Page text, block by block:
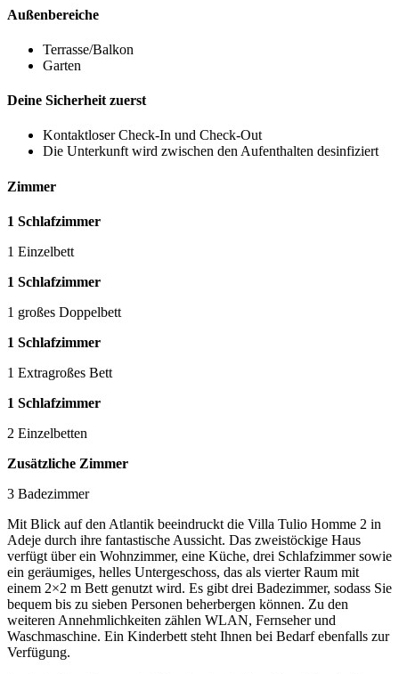
Außenbereiche
Terrasse/Balkon
Garten
Deine Sicherheit zuerst
Kontaktloser Check-In und Check-Out
Die Unterkunft wird zwischen den Aufenthalten desinfiziert
Zimmer
1 Schlafzimmer
1 Einzelbett
1 Schlafzimmer
1 großes Doppelbett
1 Schlafzimmer
1 Extragroßes Bett
1 Schlafzimmer
2 Einzelbetten
Zusätzliche Zimmer
3 Badezimmer
Mit Blick auf den Atlantik beeindruckt die Villa Tulio Homme 2 in
Adeje durch ihre fantastische Aussicht. Das zweistöckige Haus
verfügt über ein Wohnzimmer, eine Küche, drei Schlafzimmer sowie
ein geräumiges, helles Untergeschoss, das als vierter Raum mit
einem 2×2 m Bett genutzt wird. Es gibt drei Badezimmer, sodass Sie
bequem bis zu sieben Personen beherbergen können. Zu den
weiteren Annehmlichkeiten zählen WLAN, Fernseher und
Waschmaschine. Ein Kinderbett steht Ihnen bei Bedarf ebenfalls zur
Verfügung.